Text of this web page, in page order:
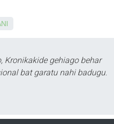
Kronikakide gehiago behar
bat garatu nahi badugu.